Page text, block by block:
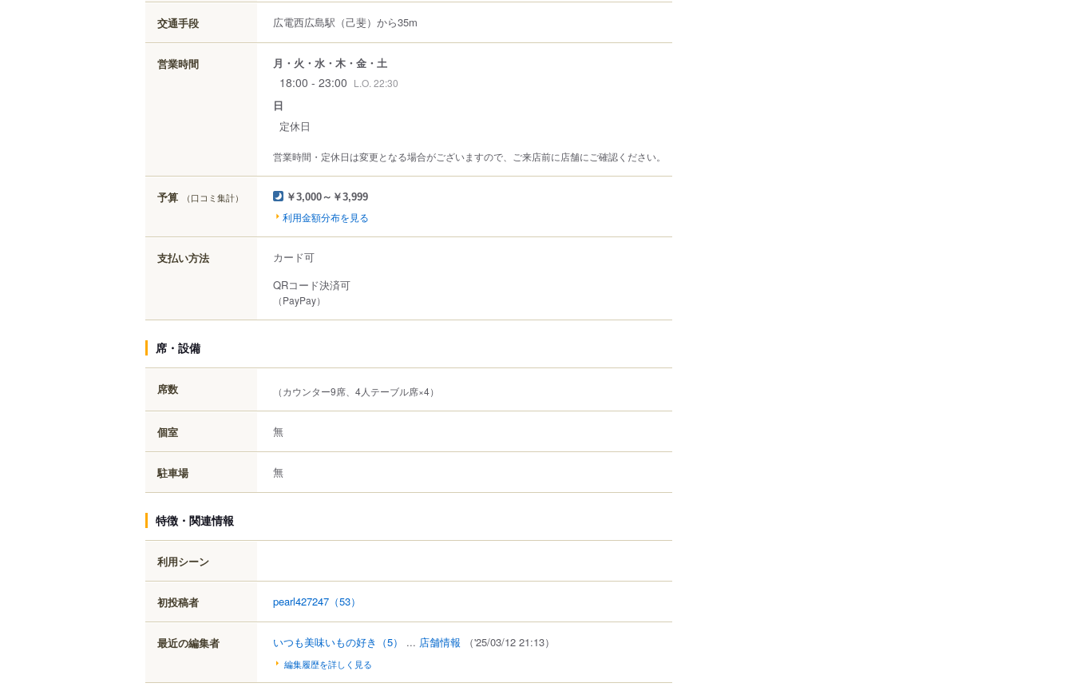
交通手段 広電西広島駅（己斐）から35m
営業時間 月・火・水・木・金・土
18:00 - 23:00 L.O. 22:30
日
定休日
営業時間・定休日は変更となる場合がございますので、ご来店前に店舗にご確認ください。
予算 （口コミ集計） ￥3,000～￥3,999
利用金額分布を見る
支払い方法
カード可
QRコード決済可
（PayPay）
席・設備
席数 （カウンター9席、4人テーブル席×4）
個室 無
駐車場 無
特徴・関連情報
利用シーン
初投稿者 pearl427247 （53）
最近の編集者 いつも美味いもの好き （5） ... 店舗情報 （'25/03/12 21:13）
編集履歴を詳しく見る